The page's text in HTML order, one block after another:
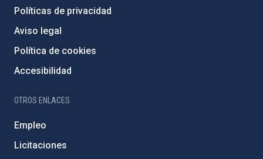
Políticas de privacidad
Aviso legal
Política de cookies
Accesibilidad
OTROS ENLACES
Empleo
Licitaciones